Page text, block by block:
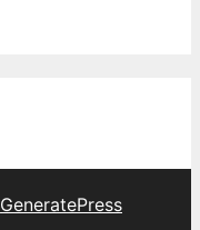
GeneratePress